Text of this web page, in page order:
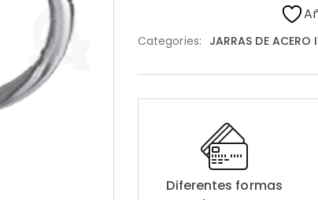
Categories: JARRAS DE ACERO
Diferentes formas